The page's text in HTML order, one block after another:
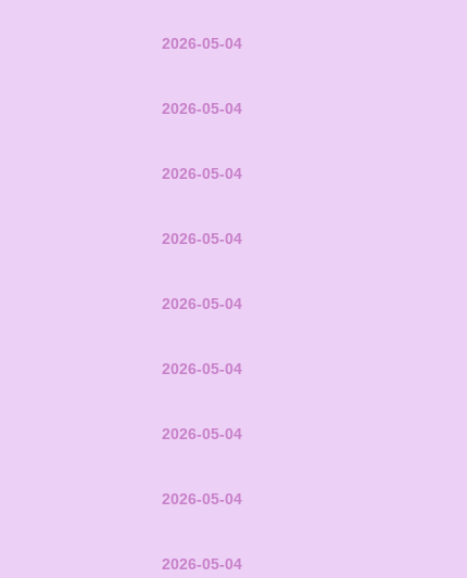
2026-05-04
2026-05-04
2026-05-04
2026-05-04
2026-05-04
2026-05-04
2026-05-04
2026-05-04
2026-05-04